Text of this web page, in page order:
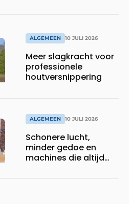
ALGEMEEN 10 JULI 2026
Meer slagkracht voor
professionele
houtversnippering
ALGEMEEN 10 JULI 2026
Schonere lucht,
minder gedoe en
machines die altijd